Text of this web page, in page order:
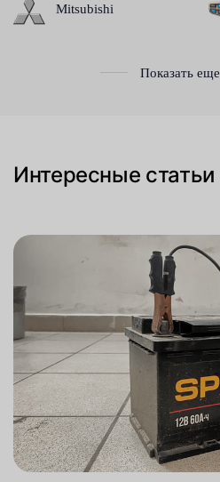
Mitsubishi
Показать еще
Интересные статьи